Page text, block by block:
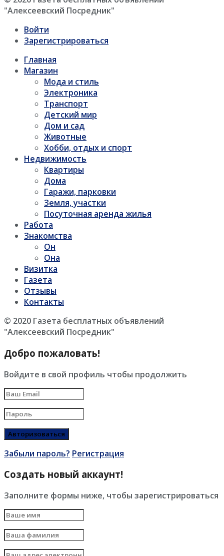
"Алексеевский Посредник"
Войти
Зарегистрироваться
Главная
Магазин
Мода и стиль
Электроника
Транспорт
Детский мир
Дом и сад
Животные
Хобби, отдых и спорт
Недвижимость
Квартиры
Дома
Гаражи, парковки
Земля, участки
Посуточная аренда жилья
Работа
Знакомства
Он
Она
Визитка
Газета
Отзывы
Контакты
© 2020 Газета бесплатных объявлений
"Алексеевский Посредник"
Добро пожаловать!
Войдите в свой профиль чтобы продолжить
Забыли пароль? Регистрация
Создать новый аккаунт!
Заполните формы ниже, чтобы зарегистрироваться